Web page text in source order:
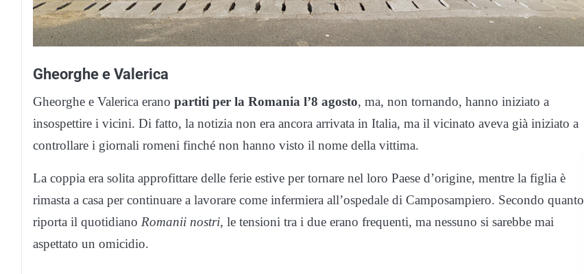
Gheorghe e Valerica
Gheorghe e Valerica erano partiti per la Romania l’8 agosto, ma, non tornando, hanno iniziato a
insospettire i vicini. Di fatto, la notizia non era ancora arrivata in Italia, ma il vicinato aveva già iniziato a
controllare i giornali romeni finché non hanno visto il nome della vittima.
La coppia era solita approfittare delle ferie estive per tornare nel loro Paese d’origine, mentre la figlia è
rimasta a casa per continuare a lavorare come infermiera all’ospedale di Camposampiero. Secondo quanto
riporta il quotidiano Romanii nostri, le tensioni tra i due erano frequenti, ma nessuno si sarebbe mai
aspettato un omicidio.